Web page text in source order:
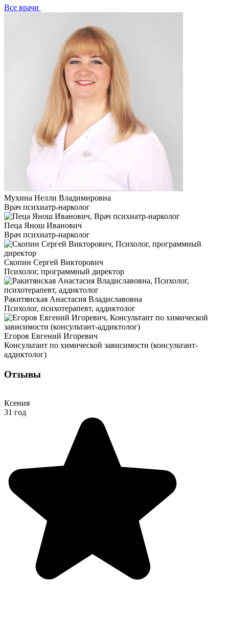
Все врачи
Мухина Нелли Владимировна
Врач психиатр-нарколог
Пеца Янош Иванович
Врач психиатр-нарколог
Скопин Сергей Викторович
Психолог, программный директор
Ракитянская Анастасия Владиславовна
Психолог, психотерапевт, аддиктолог
Егоров Евгений Игоревич
Консультант по химической зависимости (консультант-
аддиктолог)
Отзывы
Ксения
31 год